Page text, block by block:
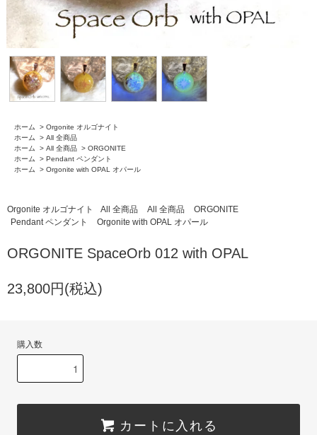
ホーム > Orgonite オルゴナイト
ホーム
> All 全商品
ホーム
> All 全商品 > ORGONITE
ホーム
> Pendant ペンダント
ホーム
> Orgonite with OPAL オパール
Orgonite オルゴナイト All 全商品 All 全商品
ORGONITE
Pendant ペンダント
Orgonite with OPAL オパール
ORGONITE SpaceOrb 012 with OPAL
23,800円(税込)
購入数
カートに入れる